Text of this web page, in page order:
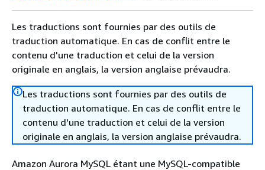
Les traductions sont fournies par des outils de
traduction automatique. En cas de conflit entre le
contenu d'une traduction et celui de la version
originale en anglais, la version anglaise prévaudra.
Les traductions sont fournies par des outils de
traduction automatique. En cas de conflit entre le
contenu d'une traduction et celui de la version
originale en anglais, la version anglaise prévaudra.
Amazon Aurora MySQL étant une MySQL-compatible